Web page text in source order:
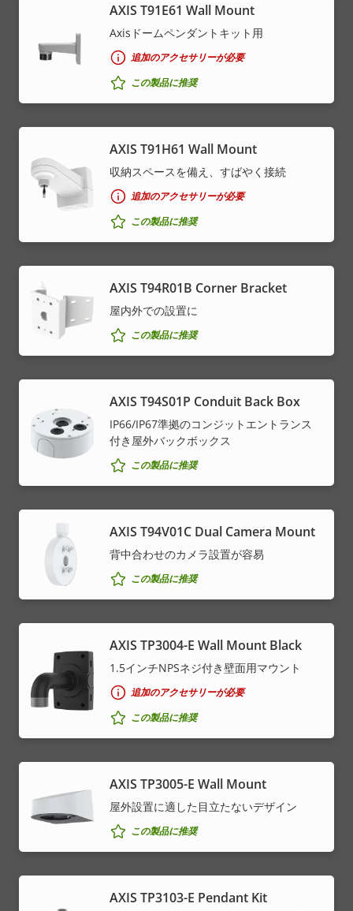
AXIS T91E61 Wall Mount
Axisドームペンダントキット用
追加のアクセサリーが必要
この製品に推奨
AXIS T91H61 Wall Mount
収納スペースを備え、すばやく接続
追加のアクセサリーが必要
この製品に推奨
AXIS T94R01B Corner Bracket
屋内外での設置に
この製品に推奨
AXIS T94S01P Conduit Back Box
IP66/IP67準拠のコンジットエントランス
付き屋外バックボックス
この製品に推奨
AXIS T94V01C Dual Camera Mount
背中合わせのカメラ設置が容易
この製品に推奨
AXIS TP3004-E Wall Mount Black
1.5インチNPSネジ付き壁面用マウント
追加のアクセサリーが必要
この製品に推奨
AXIS TP3005-E Wall Mount
屋外設置に適した目立たないデザイン
この製品に推奨
AXIS TP3103-E Pendant Kit